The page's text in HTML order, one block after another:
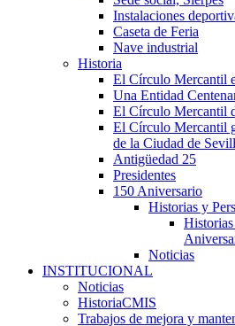
Instalaciones
Caseta de Feria
Nave industrial
Historia
El Círculo Mercantil
Una Entidad
El Círculo Mercantil
El Círculo Mercantil
de la Ciudad de
Antigüedad 25
Presidentes
150 Aniversario
Historias y
Noticias
INSTITUCIONAL
Noticias
HistoriaCMIS
Trabajos de mejora y